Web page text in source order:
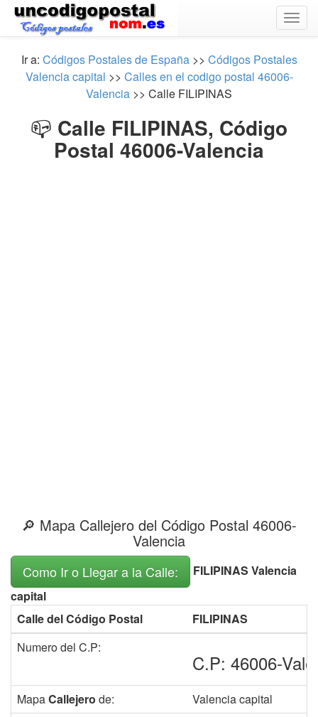
Ir a: Códigos Postales de España>> Códigos Postales
Valencia capital >> Calles en el codigo postal 46006-
Valencia >> Calle FILIPINAS
📪 Calle FILIPINAS, Código
Postal 46006-Valencia
🔎 Mapa Callejero del Código Postal 46006-
Valencia
Como Ir o Llegar a la Calle:
FILIPINAS Valencia
capital
Calle del Código Postal
FILIPINAS
Numero del C.P:
C.P: 46006-
MapaCallejero de:
Valencia capital